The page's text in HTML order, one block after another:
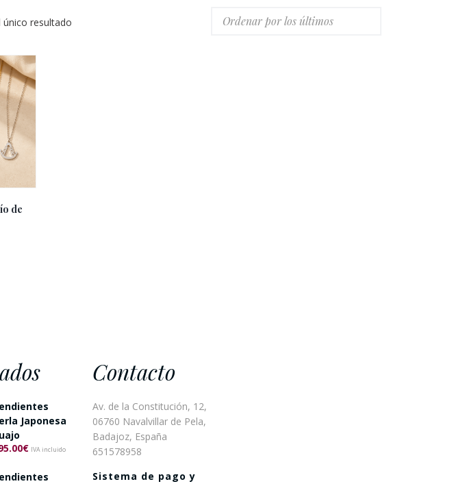
resultado
de
Japonesa
€ IVA incluido
Contacto
Av. de la Constitución, 12,
06760 Navalvillar de Pela,
Badajoz, España
651578958
Sistema de pago y